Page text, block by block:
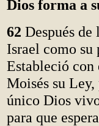
Dios forma a
62 Después
Israel como
Estableció
Moisés su
único Dios
para que